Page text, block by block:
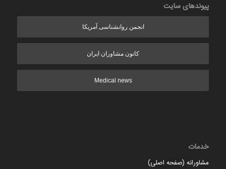
پیوندهای سایت
انجمن روانشناسی آمریکا
کانون مشاوران ایران
Medical news
خدمات
مشاورانه (صفحه اصلی)